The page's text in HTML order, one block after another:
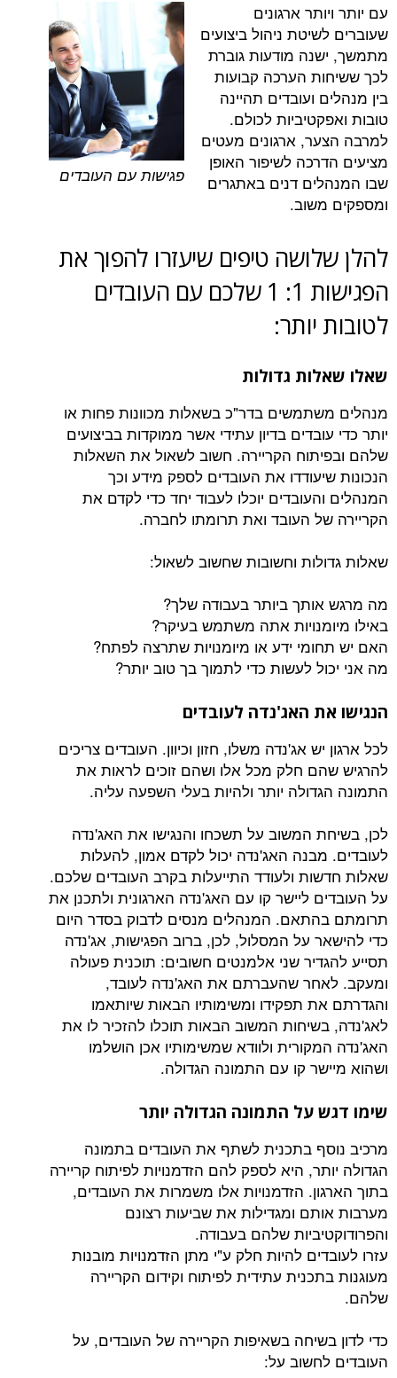
פגישות עם העובדים
ארגונים
ניהול ביצועים
מודעות גוברת
הערכה קבועות
ועובדים תהיינה
לכולם.
ארגונים מעטים
לשיפור האופן
דנים באתגרים
טיפים שיעזרו להפוך את
הפגישות 1: 1 שלכם עם העובדים
גדולות
בדר"כ בשאלות מכוונות פחות או
בדיון עתידי אשר ממוקדות בביצועים
הקריירה. חשוב לשאול את השאלות
את העובדים לספק מידע וכך
יוכלו לעבוד יחד כדי לקדם את
העובד ואת תרומתו לחברה.
וחשובות שחשוב לשאול:
ביותר בעבודה שלך?
אתה משתמש בעיקר?
ידע או מיומנויות שתרצה לפתח?
לעשות כדי לתמוך בך טוב יותר?
האג'נדה לעובדים
אג'נדה משלו, חזון וכיוון. העובדים צריכים
חלק מכל אלו ושהם זוכים לראות את
יותר ולהיות בעלי השפעה עליה.
המשוב על תשכחו והנגישו את האג'נדה
האג'נדה יכול לקדם אמון, להעלות
ולעודד התייעלות בקרב העובדים שלכם.
ליישר קו עם האג'נדה הארגונית ולתכנן את
המנהלים מנסים לדבוק בסדר היום
על המסלול, לכן, ברוב הפגישות, אג'נדה
שני אלמנטים חשובים: תוכנית פעולה
שהעברתם את האג'נדה לעובד,
תפקידו ומשימותיו הבאות שיותאמו
המשוב הבאות תוכלו להזכיר לו את
ולוודא שמשימותיו אכן הושלמו
קו עם התמונה הגדולה.
על התמונה הגדולה יותר
בתכנית לשתף את העובדים בתמונה
היא לספק להם הזדמנויות לפיתוח קריירה
הזדמנויות אלו משמרות את העובדים,
ומגדילות את שביעות רצונם
שלהם בעבודה.
להיות חלק ע"י מתן הזדמנויות מובנות
עתידית לפיתוח וקידום הקריירה
בשאיפות הקריירה של העובדים, על
על: